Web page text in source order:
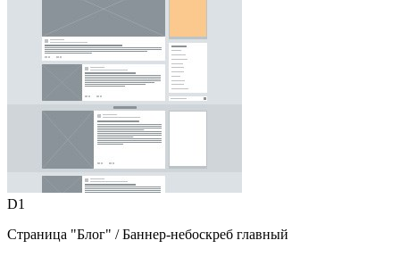
D1
Страница "Блог" / Баннер-небоскреб главный